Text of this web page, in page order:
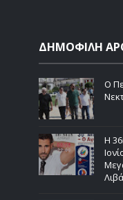
ΔΗΜΟΦΙΛΗ
Ο
Η